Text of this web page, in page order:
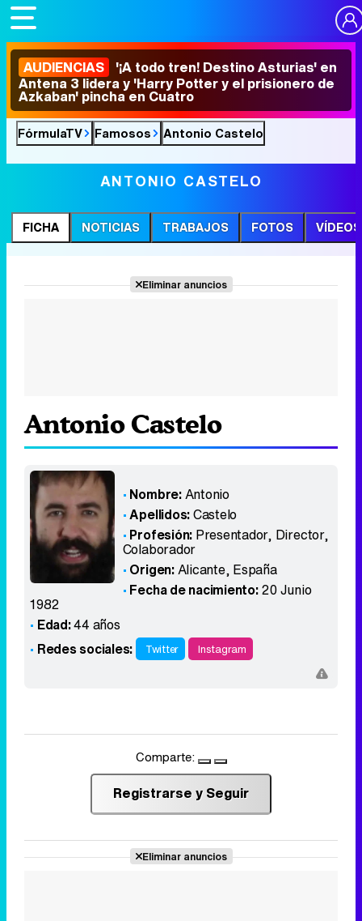
AUDIENCIAS '¡A todo tren! Destino Asturias' en
Antena 3 lidera y 'Harry Potter y el prisionero de
Azkaban' pincha en Cuatro
FórmulaTV Famosos Antonio Castelo
ANTONIO CASTELO
FICHA NOTICIAS TRABAJOS FOTOS VÍDEOS
Eliminar anuncios
Antonio Castelo
Nombre:Antonio
Apellidos:Castelo
Profesión: Presentador, Director,
Colaborador
Origen:Alicante, España
Fecha de nacimiento:20 Junio
1982
Edad:44 años
Redes sociales:
Twitter Instagram
Comparte:
Registrarse y Seguir
Eliminar anuncios